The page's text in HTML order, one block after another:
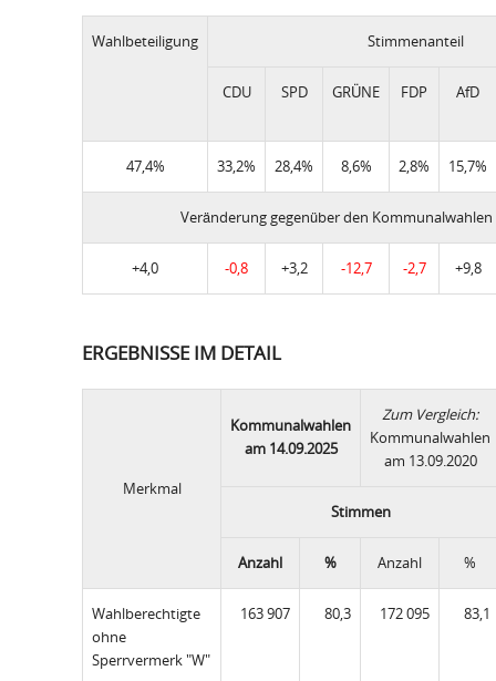
Wahlbeteiligung Stimmenanteil
CDU SPD GRÜNE FDP AfD
47,4% 33,2% 28,4% 8,6% 2,8% 15,7%
Veränderung gegenüber den Kommunalwahlen
+4,0 -0,8 +3,2 -12,7 -2,7 +9,8
ERGEBNISSE IM DETAIL
Merkmal
Kommunalwahlen
am 14.09.2025
Zum Vergleich:
Kommunalwahlen
am 13.09.2020
Stimmen
Anzahl % Anzahl %
Wahlberechtigte
ohne
Sperrvermerk "W"
163 907 80,3 172 095 83,1